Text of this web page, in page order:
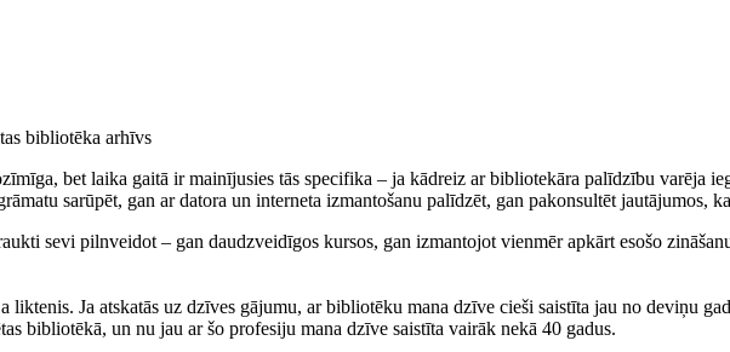
bibliotēka arhīvs
bet laika gaitā ir mainījusies tās specifika – ja kādreiz ar bibliotekāra palīdzību varēja
sarūpēt, gan ar datora un interneta izmantošanu palīdzēt, gan pakonsultēt jautājumos,
sevi pilnveidot – gan daudzveidīgos kursos, gan izmantojot vienmēr apkārt esošo
Ja atskatās uz dzīves gājumu, ar bibliotēku mana dzīve cieši saistīta jau no deviņu
bibliotēkā, un nu jau ar šo profesiju mana dzīve saistīta vairāk nekā 40 gadus.